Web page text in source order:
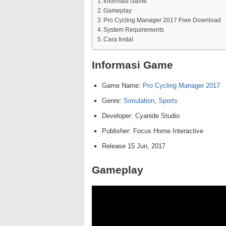
Gameplay
Pro Cycling Manager 2017 Free Download
System Requirements
Cara Instal
Informasi Game
Game Name: Pro Cycling Manager 2017
Genre: Simulation Sports
Developer: Cyanide Studio
Publisher: Focus Home Interactive
Release 15 Jun, 2017
Gameplay